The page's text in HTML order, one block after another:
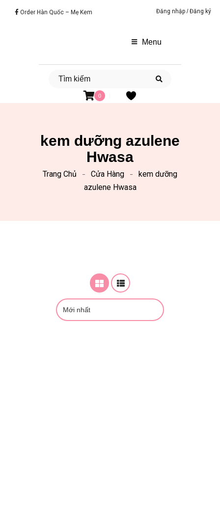
Order Hàn Quốc – Mẹ Kem Đăng nhập /Đăng ký
Menu
0
kem dưỡng azulene
Hwasa
Trang Chủ Cửa Hàng
kem dưỡng
azulene Hwasa